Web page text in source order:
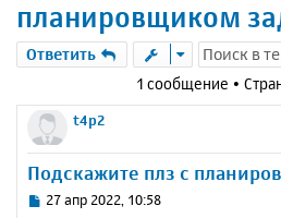
планировщиком
Ответить
1 сообщение •
t4p2
Подскажите плз с
С27 апр 2022, 10:58